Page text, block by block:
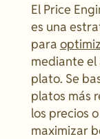
El Price
es una
para
mediante el
plato. Se
platos más
los precios
maximizar